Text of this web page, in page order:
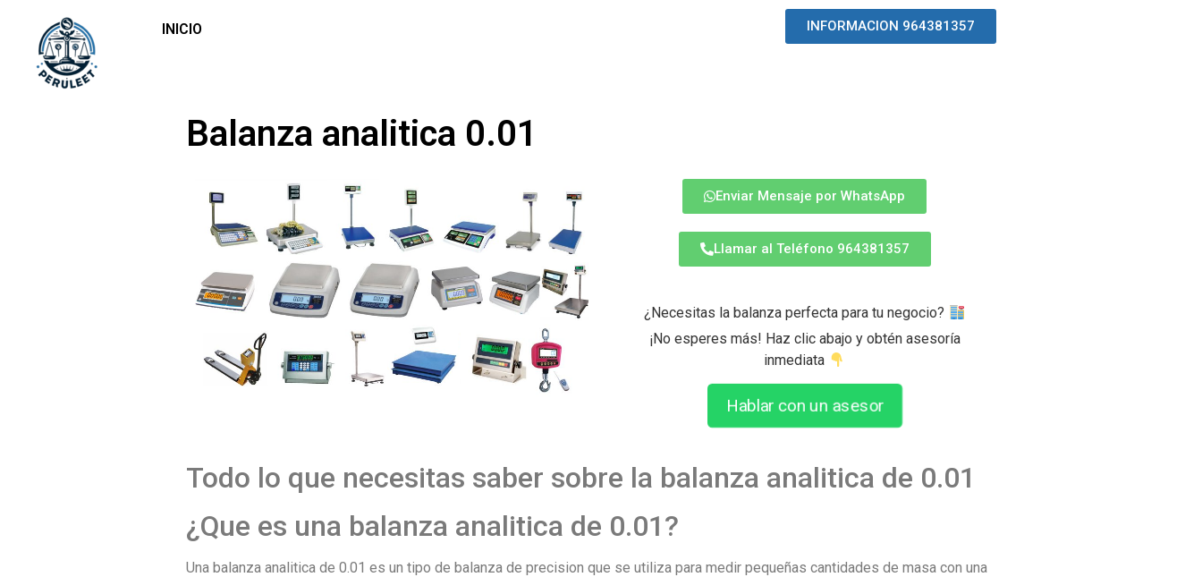
INICIO INFORMACION 964381357
Balanza analitica 0.01
Enviar Mensaje por WhatsApp
Llamar al Teléfono 964381357
¿Necesitas la balanza perfecta para tu negocio?
¡No esperes más! Haz clic abajo y obtén asesoría
inmediata
Hablar con un asesor
Todo lo que necesitas saber sobre la balanza analitica de 0.01
¿Que es una balanza analitica de 0.01?
Una balanza analitica de 0.01 es un tipo de balanza de precision que se utiliza para medir pequeñas cantidades de masa con una